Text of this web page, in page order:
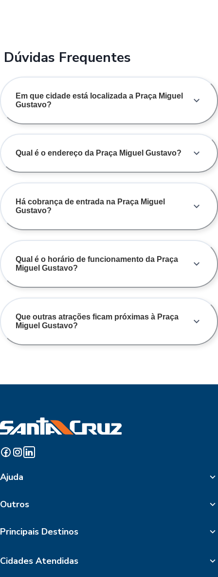
Dúvidas Frequentes
Em que cidade está localizada a Praça Miguel
Gustavo?
Qual é o endereço da Praça Miguel Gustavo?
Há cobrança de entrada na Praça Miguel
Gustavo?
Qual é o horário de funcionamento da Praça
Miguel Gustavo?
Que outras atrações ficam próximas à Praça
Miguel Gustavo?
Ajuda
Outros
Principais Destinos
Cidades Atendidas